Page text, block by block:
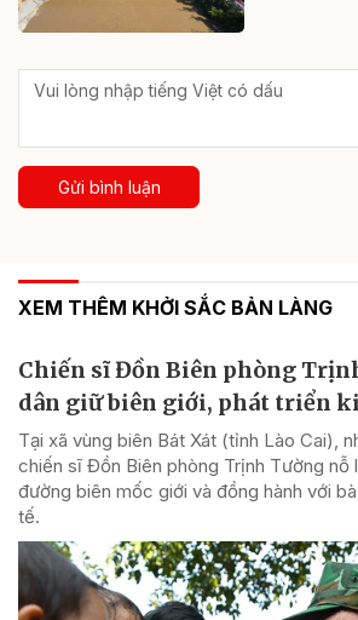
Gửi bình luận
XEM THÊM KHỞI SẮC BẢN LÀNG
Chiến sĩ Đồn Biên phòng
dân giữ biên giới, phát triển
Tại xã vùng biên Bát Xát (tỉnh Lào Cai),
chiến sĩ Đồn Biên phòng Trịnh Tường nỗ
đường biên mốc giới và đồng hành với
tế.